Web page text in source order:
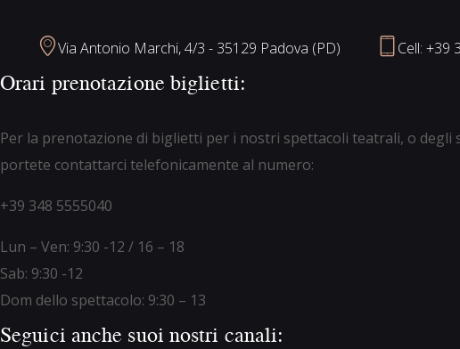
Via Antonio Marchi, 4/3 - 35129 Padova (PD) Cell: +39
Orari prenotazione biglietti:
Per la prenotazione di biglietti per i nostri spettacoli teatrali, o
portete contattarci telefonicamente al numero:
+39 348 5555040
Lun – Ven: 9:30 -12 / 16 – 18
Sab: 9:30 -12
Dom dello spettacolo: 9:30 – 13
Seguici anche suoi nostri canali: